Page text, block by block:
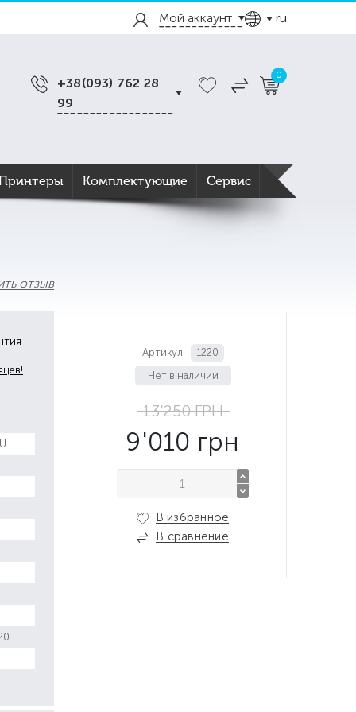
Мой аккаунт ru
+38(093) 762 28
99
0
Комплектующие Сервис
отзыв
Артикул:
1220
Нет в наличии
13'250 ГРН
9'010 грн
В избранное
В сравнение